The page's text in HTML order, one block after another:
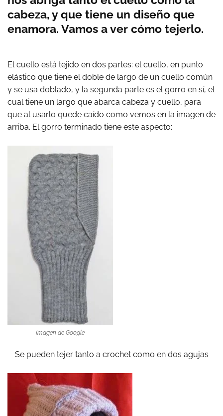
cabeza, y que tiene un diseño que
enamora. Vamos a ver cómo tejerlo.
El cuello está tejido en dos partes: el cuello, en punto
elástico que tiene el doble de largo de un cuello común
y se usa doblado, y la segunda parte es el gorro en sí, el
cual tiene un largo que abarca cabeza y cuello, para
que al usarlo quede caído como vemos en la imagen de
arriba. El gorro terminado tiene este aspecto:
Imagen de Google
Se pueden tejer tanto a crochet como en dos agujas